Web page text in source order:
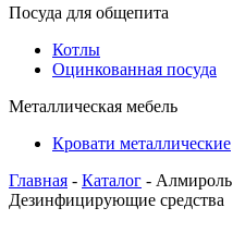
Посуда для общепита
Котлы
Оцинкованная посуда
Металлическая мебель
Кровати металлические
Главная - Каталог - Алмироль
Дезинфицирующие средства